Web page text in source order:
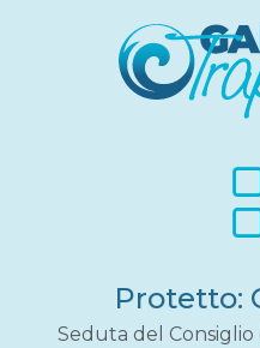
Protetto:
Seduta del